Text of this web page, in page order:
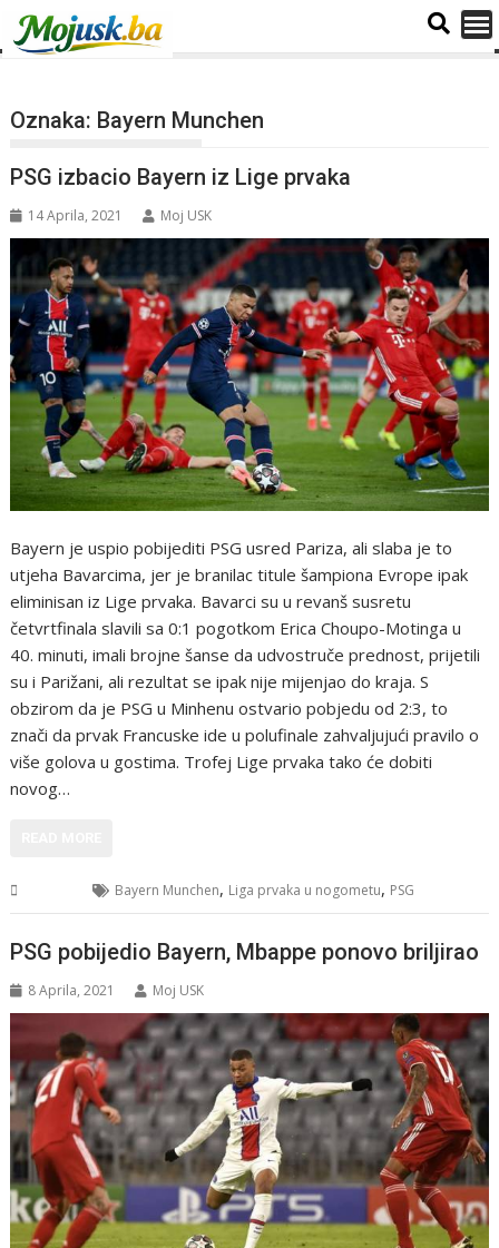
Oznaka: Bayern Munchen
PSG izbacio Bayern iz Lige prvaka
14 Aprila, 2021 Moj USK
Bayern je uspio pobijediti PSG usred Pariza, ali slaba je to
utjeha Bavarcima, jer je branilac titule šampiona Evrope ipak
eliminisan iz Lige prvaka. Bavarci su u revanš susretu
četvrtfinala slavili sa 0:1 pogotkom Erica Choupo-Motinga u
40. minuti, imali brojne šanse da udvostruče prednost, prijetili
su i Parižani, ali rezultat se ipak nije mijenjao do kraja. S
obzirom da je PSG u Minhenu ostvario pobjedu od 2:3, to
znači da prvak Francuske ide u polufinale zahvaljujući pravilo o
više golova u gostima. Trofej Lige prvaka tako će dobiti
novog…
Bayern Munchen, Liga prvaka u nogometu, PSG
PSG pobijedio Bayern, Mbappe ponovo briljirao
8 Aprila, 2021 Moj USK